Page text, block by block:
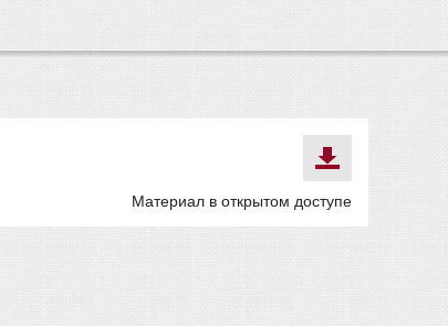
Материал в открытом доступе